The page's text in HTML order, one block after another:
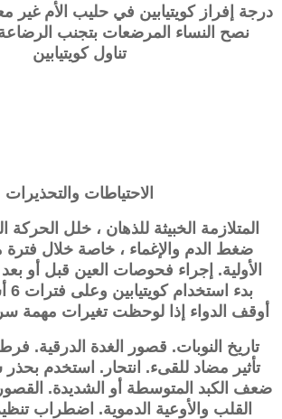
درجة إفرازكويتيابين في حليب الأم غير
نصح النساء المرضعات بتجنب الرضاعة
تناولكويتيابين
الاحتياطات والتحذيرات
المتلازمة الخبيثة للذهان ، خلل الحركة
ضغط الدم والإغماء ، خاصة خلال فترة
الأولية. إجراء فحوصات العين قبل أو
بدء استخدامكويتيابين
أوقف الدواء إذا لوحظت تغيرات مهمة
تاريخ النوبات. قصور الغدة الدرقية.
تأثير مضاد للقىء. انتحار. استخدم
ضعف الكبد المتوسطة أو الشديدة.
القلب والأوعية الدموية. اضطراب